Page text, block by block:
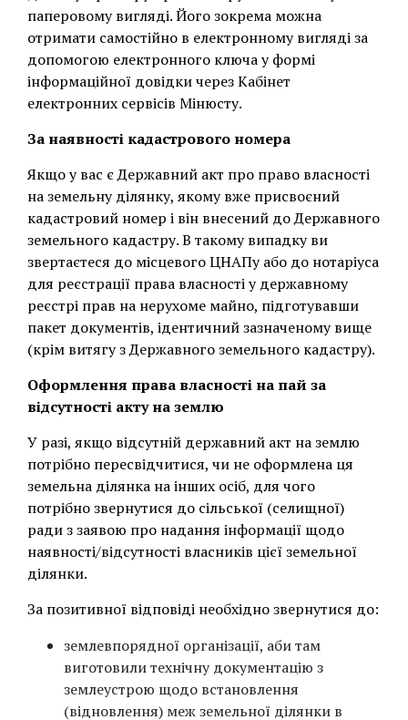
паперовому вигляді. Його зокрема можна
отримати самостійно в електронному вигляді за
допомогою електронного ключа у формі
інформаційної довідки через Кабінет
електронних сервісів Мінюсту.
За наявності кадастрового номера
Якщо у вас є Державний акт про право власності
на земельну ділянку, якому вже присвоєний
кадастровий номер і він внесений до Державного
земельного кадастру. В такому випадку ви
звертаєтеся до місцевого ЦНАПу або до нотаріуса
для реєстрації права власності у державному
реєстрі прав на нерухоме майно, підготувавши
пакет документів, ідентичний зазначеному вище
(крім витягу з Державного земельного кадастру).
Оформлення права власності на пай за
відсутності акту на землю
У разі, якщо відсутній державний акт на землю
потрібно пересвідчитися, чи не оформлена ця
земельна ділянка на інших осіб, для чого
потрібно звернутися до сільської (селищної)
ради з заявою про надання інформації щодо
наявності/відсутності власників цієї земельної
ділянки.
За позитивної відповіді необхідно звернутися до:
землевпорядної організації, аби там
виготовили технічну документацію з
землеустрою щодо встановлення
(відновлення) меж земельної ділянки в